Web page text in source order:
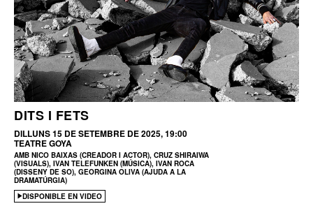
DITS I FETS
DILLUNS 15 DE SETEMBRE DE 2025, 19:00
TEATRE GOYA
AMB NICO BAIXAS (CREADOR I ACTOR), CRUZ SHIRAIWA
(VISUALS), IVAN TELEFUNKEN (MÚSICA), IVAN ROCA
(DISSENY DE SO), GEORGINA OLIVA (AJUDA A LA
DRAMATÚRGIA)
DISPONIBLE EN VIDEO